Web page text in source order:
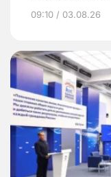
09:10 / 03.08.26